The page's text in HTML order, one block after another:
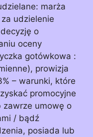
marża
udzielenie
o
oceny
gotówkowa :
prowizja
– warunki, które
promocyjne
zawrze umowę o
/ bądź
posiada lub